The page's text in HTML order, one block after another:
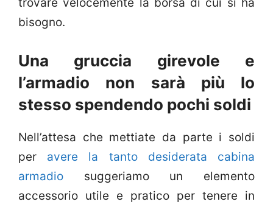
trovare velocemente la borsa di cui si ha
bisogno.
Una gruccia girevole e
l’armadio non sarà più lo
stesso spendendo pochi soldi
Nell’attesa che mettiate da parte i soldi
per avere la tanto desiderata cabina
armadio suggeriamo un elemento
accessorio utile e pratico per tenere in